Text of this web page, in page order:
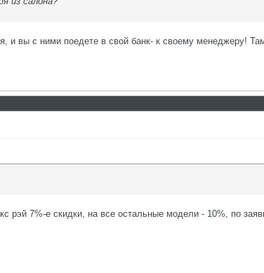
и вы с ними поедете в свой банк- к своему менеджеру!
рэй 7%-е скидки, на все остальные модели - 10%, по